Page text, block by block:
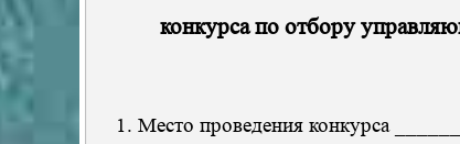
конкурса по отбору
1. Место проведения конкурса